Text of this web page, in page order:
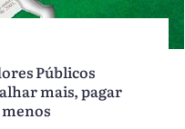
Públicos
mais, pagar